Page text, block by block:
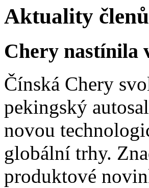
Aktuality členů
Chery nastínila
Čínská Chery
pekingský
novou
globální trhy.
produktové